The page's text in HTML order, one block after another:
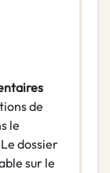
de
le
dossier
sur le